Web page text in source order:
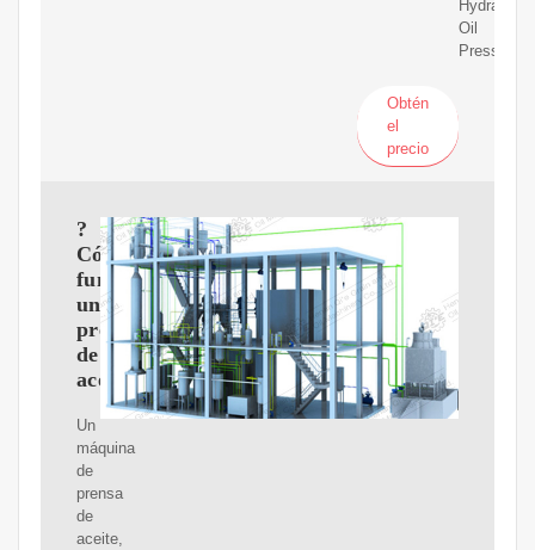
Hydraulic
Oil
Press
Obtén
el
precio
?
Cómo
funciona
una
prensa
de
aceite?
Un
máquina
de
prensa
de
aceite,